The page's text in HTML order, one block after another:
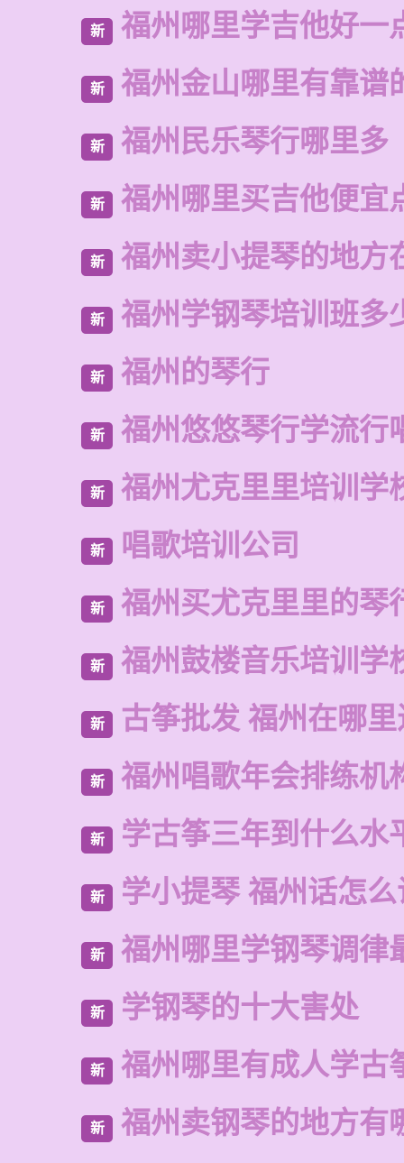
新 福州哪里学吉他好一
新 福州金山哪里有靠谱
新 福州民乐琴行哪里多
新 福州哪里买吉他便宜
新 福州卖小提琴的地方
新 福州学钢琴培训班多
新 福州的琴行
新 福州悠悠琴行学流行
新 福州尤克里里培训学
新 唱歌培训公司
新 福州买尤克里里的琴
新 福州鼓楼音乐培训学
新 古筝批发 福州在哪
新 福州唱歌年会排练机
新 学古筝三年到什么水
新 学小提琴 福州话怎
新 福州哪里学钢琴调律
新 学钢琴的十大害处
新 福州哪里有成人学古
新 福州卖钢琴的地方有